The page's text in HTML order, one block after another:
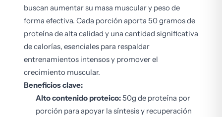
buscan aumentar su masa muscular y peso de
forma efectiva. Cada porción aporta 50 gramos de
proteína de alta calidad y una cantidad significativa
de calorías, esenciales para respaldar
entrenamientos intensos y promover el
crecimiento muscular.
Beneficios clave:
Alto contenido proteico:50g de proteína por
porción para apoyar la síntesis y recuperación